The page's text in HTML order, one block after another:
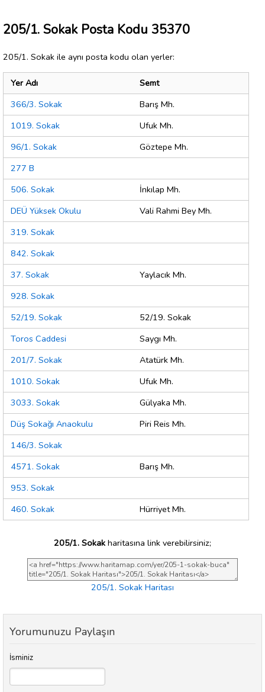
205/1. Sokak Posta Kodu 35370
205/1. Sokak ile aynı posta kodu olan yerler:
Yer Adı
Semt
366/3. Sokak
Barış Mh.
1019. Sokak
Ufuk Mh.
96/1. Sokak
Göztepe Mh.
277 B
506. Sokak
İnkılap Mh.
DEÜ Yüksek Okulu
Vali Rahmi Bey Mh.
319. Sokak
842. Sokak
37. Sokak
Yaylacık Mh.
928. Sokak
52/19. Sokak
52/19. Sokak
Toros Caddesi
Saygı Mh.
201/7. Sokak
Atatürk Mh.
1010. Sokak
Ufuk Mh.
3033. Sokak
Gülyaka Mh.
Düş Sokağı Anaokulu
Piri Reis Mh.
146/3. Sokak
4571. Sokak
Barış Mh.
953. Sokak
460. Sokak
Hürriyet Mh.
205/1. Sokak haritasına link verebilirsiniz;
205/1. Sokak Haritası
Yorumunuzu Paylaşın
İsminiz